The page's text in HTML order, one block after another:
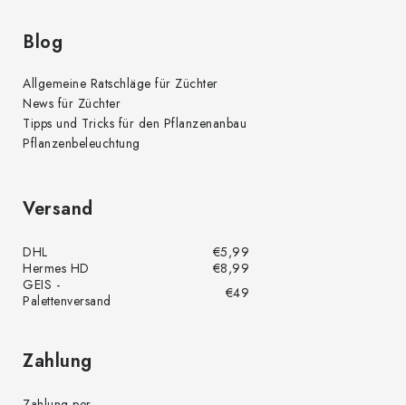
Blog
Allgemeine Ratschläge für Züchter
News für Züchter
Tipps und Tricks für den Pflanzenanbau
Pflanzenbeleuchtung
Versand
DHL
€5,99
Hermes HD
€8,99
GEIS -
Palettenversand
€49
Zahlung